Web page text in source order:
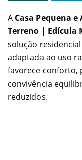
A Casa Pequena
Terreno | Edícula
solução
adaptada ao uso
favorece conforto,
convivência
reduzidos.